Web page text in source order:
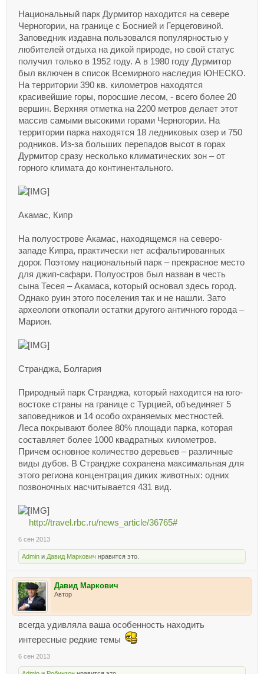
Национальный парк Дурмитор находится на севере
Черногории, на границе с Боснией и Герцеговиной.
Заповедник издавна пользовался популярностью у
любителей отдыха на дикой природе, но свой статус
получил только в 1952 году. А в 1980 году Дурмитор
был включен в список Всемирного наследия ЮНЕСКО.
На территории 390 кв. километров находятся
красивейшие горы, поросшие лесом, - всего более 20
вершин. Верхняя отметка на 2200 метров делает этот
массив самыми высокими горами Черногории. На
территории парка находятся 18 ледниковых озер и 750
родников. Из-за больших перепадов высот в горах
Дурмитор сразу несколько климатических зон – от
горного климата до континентального.
Акамас, Кипр
На полуострове Акамас, находящемся на северо-
западе Кипра, практически нет асфальтированных
дорог. Поэтому национальный парк – прекрасное место
для джип-сафари. Полуостров был назван в честь
сына Тесея – Акамаса, который основал здесь город.
Однако руин этого поселения так и не нашли. Зато
археологи откопали остатки другого античного города –
Марион.
Странджа, Болгария
Природный парк Странджа, который находится на юго-
востоке страны на границе с Турцией, объединяет 5
заповедников и 14 особо охраняемых местностей.
Леса покрывают более 80% площади парка, которая
составляет более 1000 квадратных километров.
Причем основное количество деревьев – различные
виды дубов. В Страндже сохранена максимальная для
этого региона концентрация диких животных: одних
позвоночных насчитывается 431 вид.
http://travel.rbc.ru/news_article/36765#
6 сен 2013
Admin и Давид Маркович нравится это.
Давид Маркович
Автор
всегда удивляла ваша особенность находить
интересные редкие темы
6 сен 2013